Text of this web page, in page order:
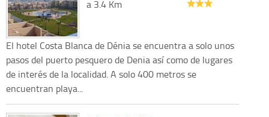
a 3.4 Km
El hotel Costa Blanca de Dénia se encuentra a solo unos
pasos del puerto pesquero de Denia así como de lugares
de interés de la localidad. A solo 400 metros se
encuentran playa...